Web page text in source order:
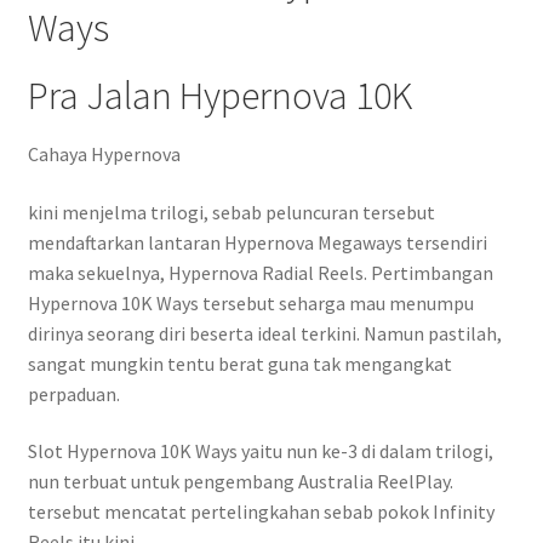
Ways
Pra Jalan Hypernova 10K
Cahaya Hypernova
kini menjelma trilogi, sebab peluncuran tersebut
mendaftarkan lantaran Hypernova Megaways tersendiri
maka sekuelnya, Hypernova Radial Reels. Pertimbangan
Hypernova 10K Ways tersebut seharga mau menumpu
dirinya seorang diri beserta ideal terkini. Namun pastilah,
sangat mungkin tentu berat guna tak mengangkat
perpaduan.
Slot Hypernova 10K Ways yaitu nun ke-3 di dalam trilogi,
nun terbuat untuk pengembang Australia ReelPlay.
tersebut mencatat pertelingkahan sebab pokok Infinity